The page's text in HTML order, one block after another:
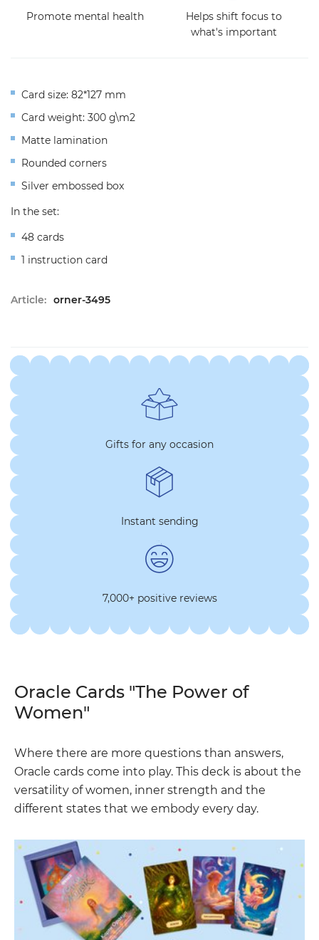
Promote mental health
Helps shift focus to
what's important
Card size: 82*127 mm
Card weight: 300 g\m2
Matte lamination
Rounded corners
Silver embossed box
In the set:
48 cards
1 instruction card
Article: orner-3495
Gifts for any occasion
Instant sending
7,000+ positive reviews
Oracle Cards "The Power of
Women"
Where there are more questions than answers,
Oracle cards come into play. This deck is about the
versatility of women, inner strength and the
different states that we embody every day.